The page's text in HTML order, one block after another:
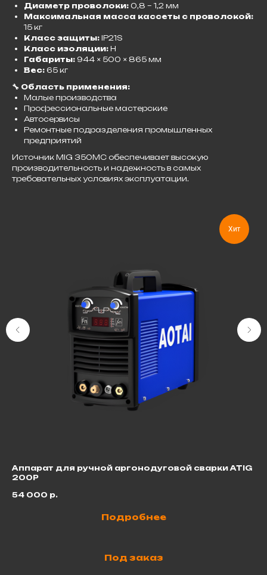
Диаметр проволоки: 0,8 – 1,2 мм
Максимальная масса кассеты с проволокой:
15 кг
Класс защиты: IP21S
Класс изоляции: H
Габариты: 944 × 500 × 865 мм
Вес: 65 кг​
🔧 Область применения:
Малые производства
Профессиональные мастерские
Автосервисы
Ремонтные подразделения промышленных
предприятий​
Источник MIG 350MC обеспечивает высокую
производительность и надежность в самых
требовательных условиях эксплуатации.
Хит
Аппарат для ручной аргонодуговой сварки ATIG
200P
54 000 р.
Подробнее
Под заказ